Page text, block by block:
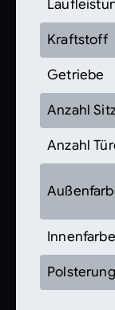
Kraftstoff
Getriebe
Anzahl
Anzahl
Innenfarbe
Polsterung